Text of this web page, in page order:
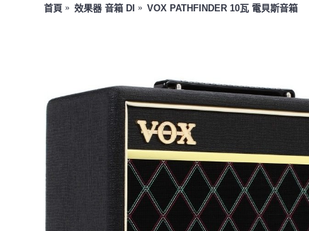
首頁 效果器 音箱 DI VOX PATHFINDER 10瓦 電貝斯音箱